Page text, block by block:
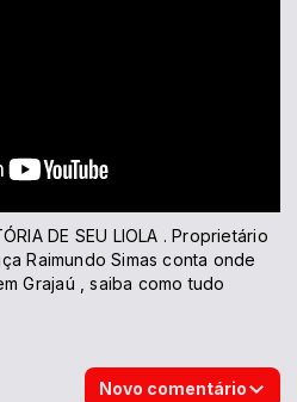
DE SEU LIOLA . Proprietário
Raimundo Simas conta onde
Grajaú , saiba como tudo
Novo comentário